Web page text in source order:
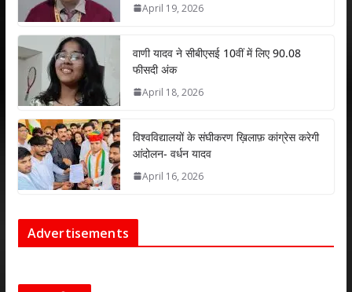
April 19, 2026
वाणी यादव ने सीबीएसई 10वीं में लिए 90.08
फीसदी अंक
April 18, 2026
विश्वविद्यालयों के संघीकरण ख़िलाफ़ कांग्रेस करेगी
आंदोलन- वर्धन यादव
April 16, 2026
Advertisements